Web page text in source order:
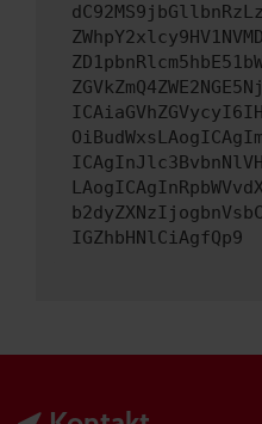
IGZhbHNlCiAgfQp9